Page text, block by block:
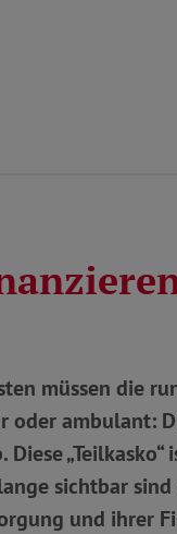
müssen die
oder ambulant:
„Teilkasko“
sichtbar
und ihrer